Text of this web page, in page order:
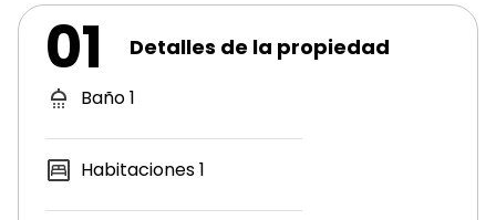
01 Detalles de la propiedad
Baño1
Habitaciones1